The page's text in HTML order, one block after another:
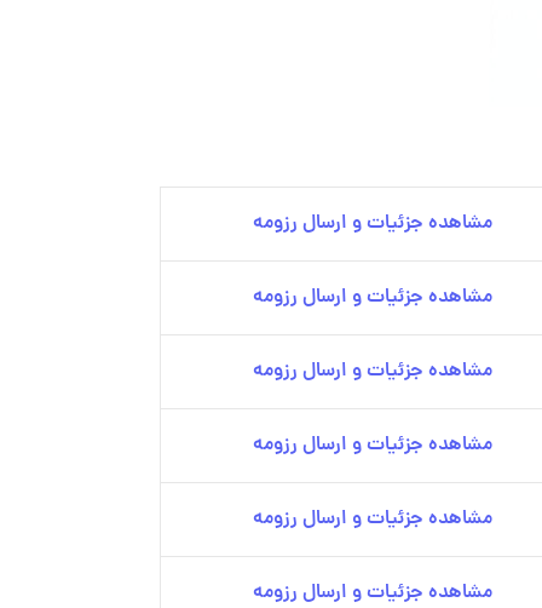
مشاهده جزئیات و ارسال رزومه
مشاهده جزئیات و ارسال رزومه
مشاهده جزئیات و ارسال رزومه
مشاهده جزئیات و ارسال رزومه
مشاهده جزئیات و ارسال رزومه
مشاهده جزئیات و ارسال رزومه